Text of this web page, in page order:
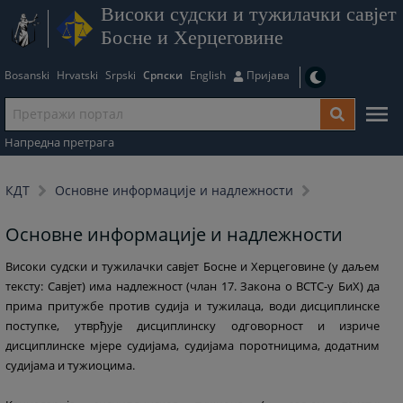
Високи судски и тужилачки савјет
Босне и Херцеговине
Bosanski Hrvatski Srpski Српски English Пријава
Напредна претрага
КДТ Основне информације и надлежности
Основне информације и надлежности
Високи судски и тужилачки савјет Босне и Херцеговине (у даљем
тексту: Савјет) има надлежност (члан 17. Закона о ВСТС-у БиХ) да
прима притужбе против судија и тужилаца, води дисциплинске
поступке, утврђује дисциплинску одговорност и изриче
дисциплинске мјере судијама, судијама поротницима, додатним
судијама и тужиоцима.